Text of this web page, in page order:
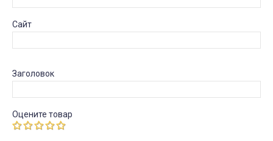
Сайт
Заголовок
Оцените товар